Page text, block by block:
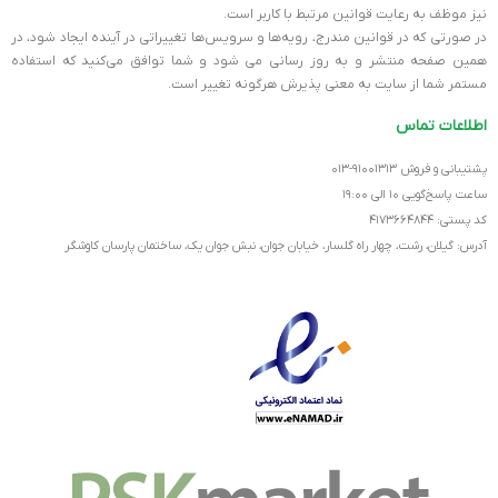
عملکرد قابل اعتماد برای کارهای پایه است. این لپ‌تاپ با قابلیت ارتقاء
حافظه رم و SSD، می‌تواند به مرور زمان پاسخگوی نیازهای شما باشد و
یک همراه اقتصادی و کارآمد برای سال‌ها محسوب شود.
نیز موظف به رعایت قوانین مرتبط با کاربر است.
در صورتی که در قوانین مندرج، رویه‏‌ها و سرویس‏‌ها تغییراتی در آینده ایجاد شود، در
همین صفحه منتشر و به روز رسانی می شود و شما توافق می‏‌کنید که استفاده
مستمر شما از سایت به معنی پذیرش هرگونه تغییر است.
اطلاعات تماس
پشتیبانی و فروش ۹۱۰۰۱۳۱۳-۰۱۳
ساعت پاسخ‌گویی ۱۰ الی ۱۹:۰۰
کد پستی: ۴۱۷۳۶۶۴۸۴۴
آدرس: گیلان، رشت، چهار راه گلسار، خیابان جوان، نبش جوان یک، ساختمان پارسان کاوشگر